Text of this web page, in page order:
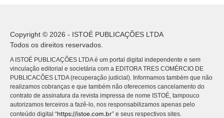
Copyright © 2026 - ISTOÉ PUBLICAÇÕES LTDA
Todos os direitos reservados.
A ISTOÉ PUBLICAÇÕES LTDA é um portal digital independente e sem
vinculação editorial e societária com a EDITORA TRES COMÉRCIO DE
PUBLICACÕES LTDA (recuperação judicial). Informamos também que não
realizamos cobranças e que também não oferecemos cancelamento do
contrato de assinatura da revista impressa de nome ISTOÉ, tampouco
autorizamos terceiros a fazê-lo, nos responsabilizamos apenas pelo
conteúdo digital “https://istoe.com.br” e seus respectivos sites.